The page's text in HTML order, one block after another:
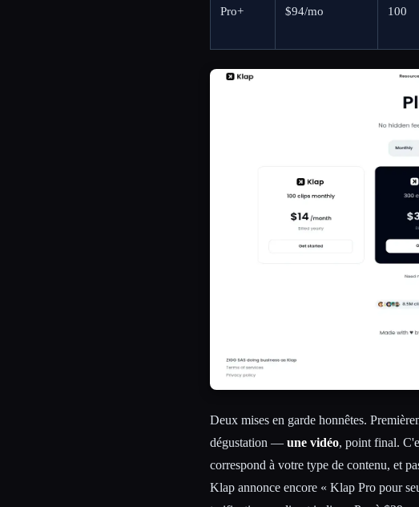
Pro+ $94/mo 100
Deux mises en garde honnêtes.
dégustation — une vidéo, point final.
correspond à votre type de contenu, et
Klap annonce encore « Klap Pro pour